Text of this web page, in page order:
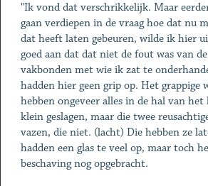
"Ik vond dat verschrikkelijk. Maar
gaan verdiepen in de vraag hoe dat nu
dat heeft laten gebeuren, wilde ik hier
goed aan dat dat niet de fout was van
vakbonden met wie ik zat te
hadden hier geen grip op. Het grappige
hebben ongeveer alles in de hal van
klein geslagen, maar die twee
vazen, die niet. (lacht) Die hebben ze
hadden een glas te veel op, maar toch
beschaving nog opgebracht.